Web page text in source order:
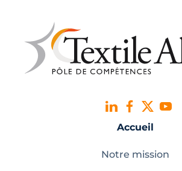
Accueil
Notre mission